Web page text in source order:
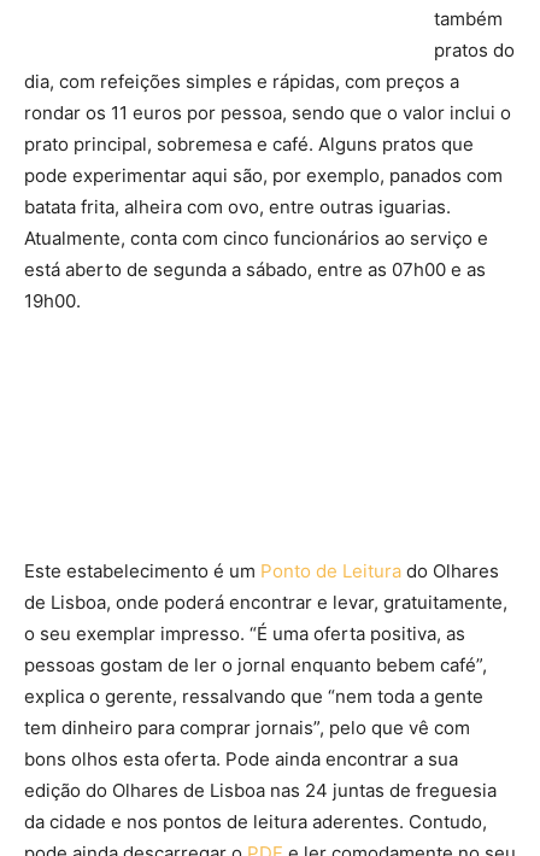
também
pratos do
dia, com refeições simples e rápidas, com preços a
rondar os 11 euros por pessoa, sendo que o valor inclui o
prato principal, sobremesa e café. Alguns pratos que
pode experimentar aqui são, por exemplo, panados com
batata frita, alheira com ovo, entre outras iguarias.
Atualmente, conta com cinco funcionários ao serviço e
está aberto de segunda a sábado, entre as 07h00 e as
19h00.
Este estabelecimento é um Ponto de Leitura do Olhares
de Lisboa, onde poderá encontrar e levar, gratuitamente,
o seu exemplar impresso. “É uma oferta positiva, as
pessoas gostam de ler o jornal enquanto bebem café”,
explica o gerente, ressalvando que “nem toda a gente
tem dinheiro para comprar jornais”, pelo que vê com
bons olhos esta oferta. Pode ainda encontrar a sua
edição do Olhares de Lisboa nas 24 juntas de freguesia
da cidade e nos pontos de leitura aderentes. Contudo,